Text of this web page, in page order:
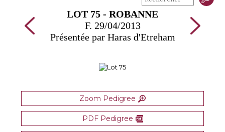
LOT 75 - ROBANNE
F. 29/04/2013
Présentée par Haras d'Etreham
Zoom Pedigree
PDF Pedigree